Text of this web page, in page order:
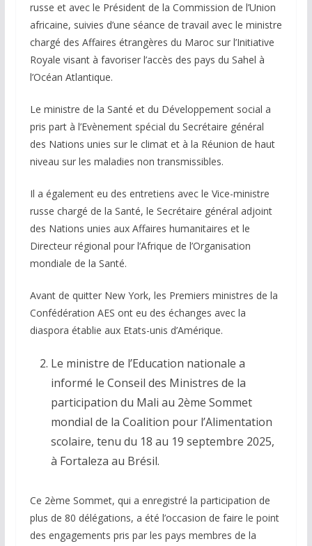
russe et avec le Président de la Commission de l’Union
africaine, suivies d’une séance de travail avec le ministre
chargé des Affaires étrangères du Maroc sur l’Initiative
Royale visant à favoriser l’accès des pays du Sahel à
l’Océan Atlantique.
Le ministre de la Santé et du Développement social a
pris part à l’Evènement spécial du Secrétaire général
des Nations unies sur le climat et à la Réunion de haut
niveau sur les maladies non transmissibles.
Il a également eu des entretiens avec le Vice-ministre
russe chargé de la Santé, le Secrétaire général adjoint
des Nations unies aux Affaires humanitaires et le
Directeur régional pour l’Afrique de l’Organisation
mondiale de la Santé.
Avant de quitter New York, les Premiers ministres de la
Confédération AES ont eu des échanges avec la
diaspora établie aux Etats-unis d’Amérique.
Le ministre de l’Education nationale a
informé le Conseil des Ministres de la
participation du Mali au 2ème Sommet
mondial de la Coalition pour l’Alimentation
scolaire, tenu du 18 au 19 septembre 2025,
à Fortaleza au Brésil.
Ce 2ème Sommet, qui a enregistré la participation de
plus de 80 délégations, a été l’occasion de faire le point
des engagements pris par les pays membres de la